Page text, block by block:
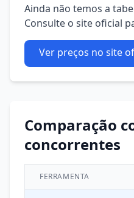
Ainda não temos a
Consulte o site oficial
Ver preços no site
Comparação
concorrentes
FERRAMENTA